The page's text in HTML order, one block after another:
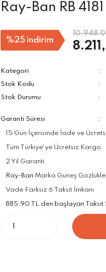
Ray-Ban RB
%25 indirim
Kategori
Stok Kodu
Stok Durumu
Garanti Süresi
15 Gün İçerisinde İade ve
Tüm Türkiye'ye Ücretsiz Kargo
2 Yıl Garanti
Ray-Ban Marka Güneş
Vade Farksız 6 Taksit İmkanı
885,90 TL den başlayan Taksit